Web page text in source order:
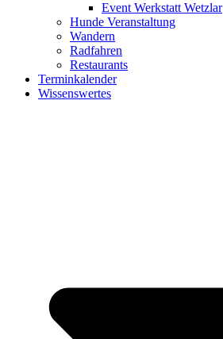
Event Werkstatt Wetzlar
Hunde Veranstaltung
Wandern
Radfahren
Restaurants
Terminkalender
Wissenswertes